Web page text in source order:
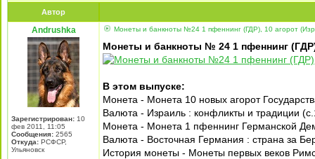
Автор
Andrushka
Зарегистрирован: 10
фев 2011, 11:05
Сообщения: 2565
Откуда: РСФСР,
Ульяновск
Монеты и банкноты №24 1 пфеннинг (ГДР), 10 агорот
Монеты и банкноты № 24 1 пфеннинг
В этом выпуске:
Монета - Монета 10 новых агорот
Валюта - Израиль : конфликты и традиции
Монета - Монета 1 пфеннинг Германской
Валюта - Восточная Германия : страна за
История монеты - Монеты первых веков